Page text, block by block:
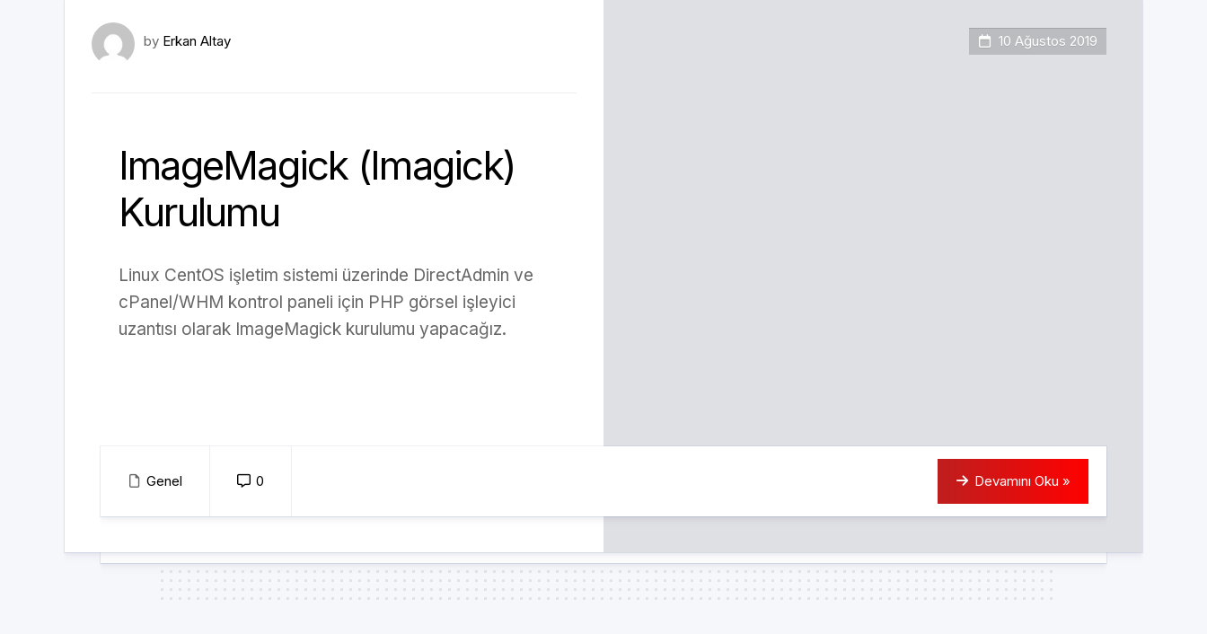
10 Ağustos 2019
by Erkan Altay
ImageMagick (Imagick)
Kurulumu
Linux CentOS işletim sistemi üzerinde DirectAdmin ve
cPanel/WHM kontrol paneli için PHP görsel işleyici
uzantısı olarak ImageMagick kurulumu yapacağız.
Genel 0 Devamını Oku »